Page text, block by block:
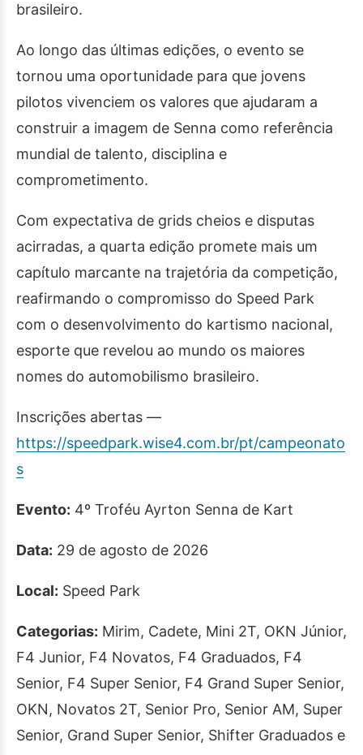
brasileiro.
Ao longo das últimas edições, o evento se
tornou uma oportunidade para que jovens
pilotos vivenciem os valores que ajudaram a
construir a imagem de Senna como referência
mundial de talento, disciplina e
comprometimento.
Com expectativa de grids cheios e disputas
acirradas, a quarta edição promete mais um
capítulo marcante na trajetória da competição,
reafirmando o compromisso do Speed Park
com o desenvolvimento do kartismo nacional,
esporte que revelou ao mundo os maiores
nomes do automobilismo brasileiro.
Inscrições abertas —
https://speedpark.wise4.com.br/pt/campeonato
s
Evento: 4º Troféu Ayrton Senna de Kart
Data: 29 de agosto de 2026
Local: Speed Park
Categorias: Mirim, Cadete, Mini 2T, OKN Júnior,
F4 Junior, F4 Novatos, F4 Graduados, F4
Senior, F4 Super Senior, F4 Grand Super Senior,
OKN, Novatos 2T, Senior Pro, Senior AM, Super
Senior, Grand Super Senior, Shifter Graduados e